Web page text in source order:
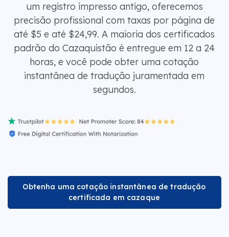
um registro impresso antigo, oferecemos
precisão profissional com taxas por página de
até $5 e até $24,99. A maioria dos certificados
padrão do Cazaquistão é entregue em 12 a 24
horas, e você pode obter uma cotação
instantânea de tradução juramentada em
segundos.
Obtenha uma cotação instantânea de tradução
certificada em cazaque